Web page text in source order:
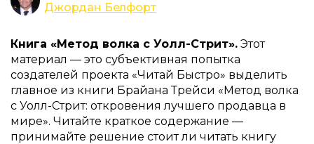
Джордан Белфорт
Книга «Метод волка с Уолл-Стрит». Этот
материал — это субъективная попытка
создателей проекта «Читай Быстро» выделить
главное из книги Брайана Трейси «Метод волка
с Уолл-Стрит: откровения лучшего продавца в
мире». Читайте краткое содержание —
принимайте решение стоит ли читать книгу